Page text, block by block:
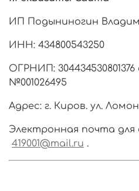
ИП Подыниногин
ИНН: 434800543250
ОГРНИП: 304434530801376
№001026495
Адрес: г. Киров. ул.
Электронная почта для
419001@mail.ru .